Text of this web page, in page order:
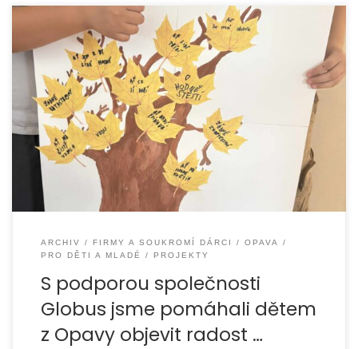
Organizace EUROTOPIA.CZ realizovala s podporou
společnosti Globus ČR, v.o.s. od června 2025 do dubna
2026 projekt „S Modrou kočkou hravě
ARCHIV FIRMY A SOUKROMÍ DÁRCI
OPAVA
PRO DĚTI A MLADÉ
PROJEKTY
S podporou společnosti
Globus jsme pomáhali dětem
z Opavy objevit radost …